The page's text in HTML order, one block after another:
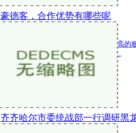
豪德客，合作优势有哪些呢
餐饮消费趋势 餐饮，国民消费占比较高
择。不管是中式糕点、汉堡、咖啡、...
齐齐哈尔市委统战部一行调研黑